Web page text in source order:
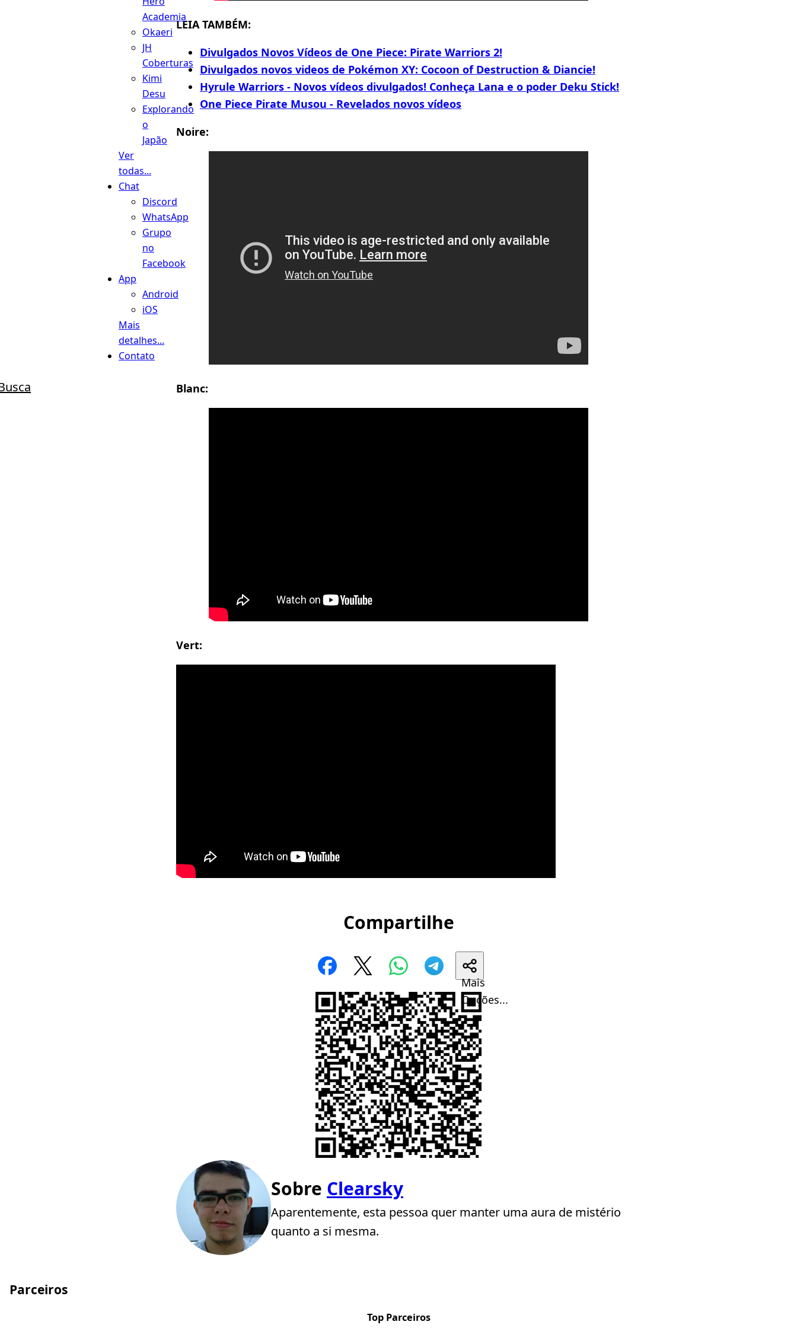
Academia
Okaeri
JH
Coberturas
Kimi
Desu
Explorando
o
Japão
Ver
todas...
Chat
Discord
WhatsApp
Grupo
no
Facebook
App
Android
iOS
Mais
detalhes...
Contato
LEIA TAMBÉM:
Divulgados Novos Vídeos de One Piece: Pirate Warriors 2!
Divulgados novos videos de Pokémon XY: Cocoon of Destruction & Diancie!
Hyrule Warriors - Novos vídeos divulgados! Conheça Lana e o poder Deku Stick!
One Piece Pirate Musou - Revelados novos vídeos
Noire:
Blanc:
Vert:
Compartilhe
Mais
Opções...
Sobre Clearsky
Aparentemente, esta pessoa quer manter uma aura de mistério
quanto a si mesma.
Parceiros
Top Parceiros